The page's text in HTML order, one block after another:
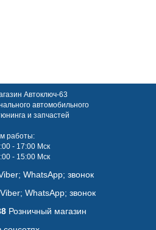
Автоключ-63
автомобильного
и запчастей
работы:
- 17:00 Мск
- 15:00 Мск
WhatsАpp; звонок
WhatsАpp; звонок
Розничный магазин